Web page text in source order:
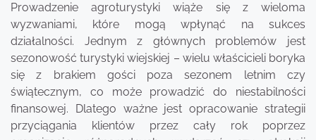
Prowadzenie agroturystyki wiąże się z wieloma
wyzwaniami, które mogą wpłynąć na sukces
działalności. Jednym z głównych problemów jest
sezonowość turystyki wiejskiej – wielu właścicieli boryka
się z brakiem gości poza sezonem letnim czy
świątecznym, co może prowadzić do niestabilności
finansowej. Dlatego ważne jest opracowanie strategii
przyciągania klientów przez cały rok poprzez